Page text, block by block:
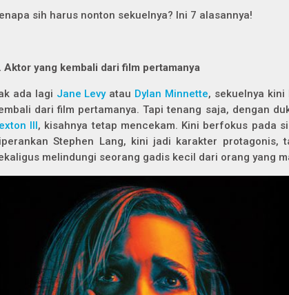
sih harus nonton sekuelnya? Ini 7 alasannya!
Aktor yang kembali dari film pertamanya
ada lagi Jane Levyatau Dylan Minnette, sekuelnya
dari film pertamanya. Tapi tenang saja, dengan
III, kisahnya tetap mencekam. Kini berfokus pada
Stephen Lang, kini jadi karakter protagonis,
melindungi seorang gadis kecil dari orang yang